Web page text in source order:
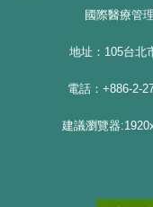
國際醫療管
地址：105台北
電話：+886-2-
建議瀏覽器